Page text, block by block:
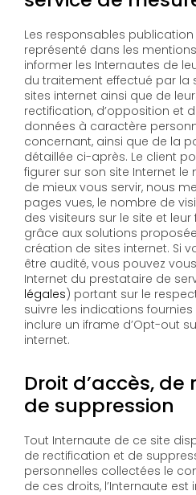
Les responsables
représenté dans les
informer les Internautes de
du traitement effectué par la
sites internet ainsi que de leurs droits d’accès, de
rectification, d’opposition et
données à caractère
concernant, ainsi que de la
détaillée ci-après. Le client
figurer sur son site Internet le
de mieux vous servir, nous
pages vues, le nombre de
des visiteurs sur le site et
grâce aux solutions proposées par la société de
création de sites internet. Si
être audité, vous pouvez
Internet du prestataire de
légales) portant sur le respect de la vie privée et y
suivre les indications fournies
inclure un iframe d’Opt-out
internet.
Droit d’accès,
de suppression
Tout Internaute de ce site
de rectification et de
personnelles collectées le
de ces droits, l’Internaute